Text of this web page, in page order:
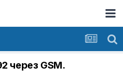
через GSM.